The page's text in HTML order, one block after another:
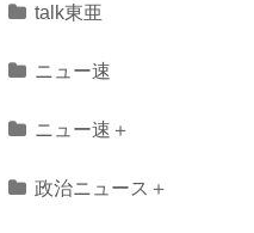
talk東亜
ニュー速
ニュー速＋
政治ニュース＋